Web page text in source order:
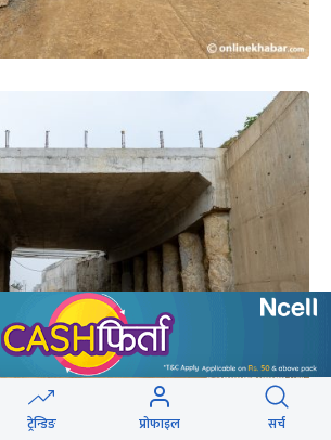
ट्रेन्डिङ प्रोफाइल सर्च